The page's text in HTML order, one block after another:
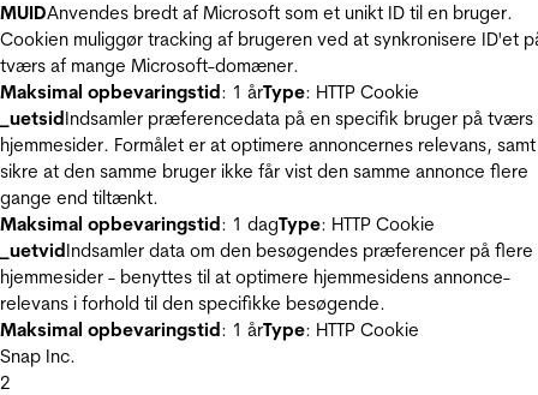
MUIDAnvendes bredt af Microsoft som et unikt ID til en bruger.
Cookien muliggør tracking af brugeren ved at synkronisere ID'et
tværs af mange Microsoft-domæner.
Maksimal opbevaringstid: 1 årType: HTTP Cookie
_uetsidIndsamler præferencedata på en specifik bruger på tværs
hjemmesider. Formålet er at optimere annoncernes relevans, samt
sikre at den samme bruger ikke får vist den samme annonce flere
gange end tiltænkt.
Maksimal opbevaringstid: 1 dagType: HTTP Cookie
_uetvidIndsamler data om den besøgendes præferencer på flere
hjemmesider - benyttes til at optimere hjemmesidens annonce-
relevans i forhold til den specifikke besøgende.
Maksimal opbevaringstid: 1 årType: HTTP Cookie
Snap Inc.
2